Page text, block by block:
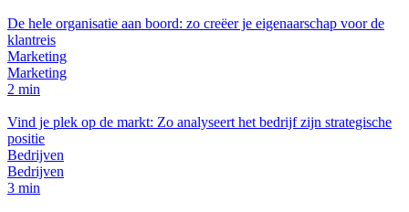
De hele organisatie aan boord: zo creëer je eigenaarschap voor de
klantreis
Marketing
Marketing
2 min
Vind je plek op de markt: Zo analyseert het bedrijf zijn strategische
positie
Bedrijven
Bedrijven
3 min